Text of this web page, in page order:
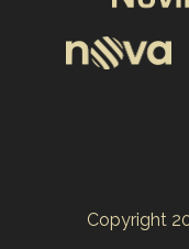
Copyright